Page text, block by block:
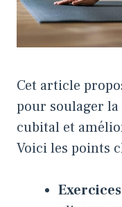
Cet article
pour soulager
cubital et
Voici les points